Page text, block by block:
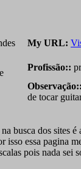
My URL:
Profissão::
Observação::
de tocar
busca dos sites
isso essa pagina
pois nada sei